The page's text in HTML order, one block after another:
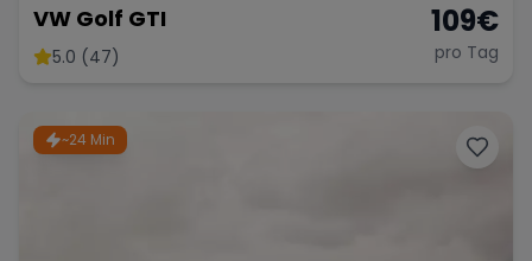
VW Golf GTI
5.0 (47)
109€
pro Tag
~24 Min